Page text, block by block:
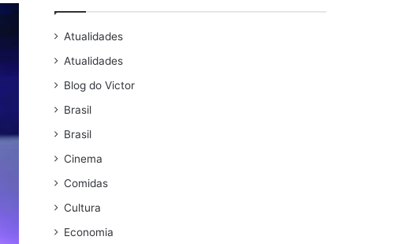
Atualidades
Atualidades
Blog do Victor
Brasil
Brasil
Cinema
Comidas
Cultura
Economia